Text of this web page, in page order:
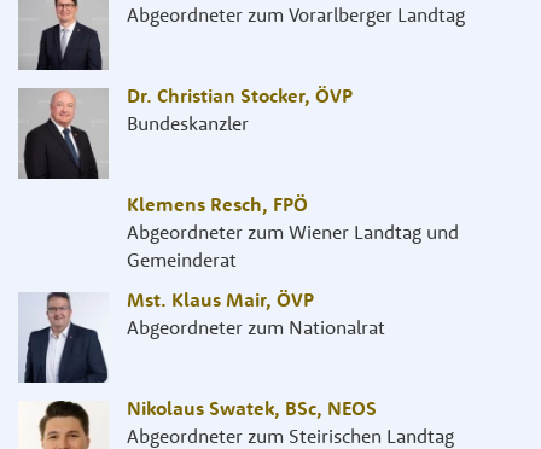
Abgeordneter zum Vorarlberger Landtag
Dr. Christian Stocker, ÖVP
Bundeskanzler
Klemens Resch, FPÖ
Abgeordneter zum Wiener Landtag und
Gemeinderat
Mst. Klaus Mair, ÖVP
Abgeordneter zum Nationalrat
Nikolaus Swatek, BSc, NEOS
Abgeordneter zum Steirischen Landtag